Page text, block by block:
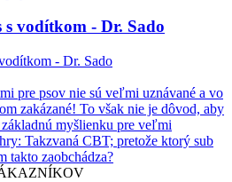
vodítkom - Dr. Sado
pre psov nie sú veľmi uznávané a vo
zakázané! To však nie je dôvod, aby
myšlienku pre veľmi
Takzvaná CBT; pretože ktorý sub
takto zaobchádza?